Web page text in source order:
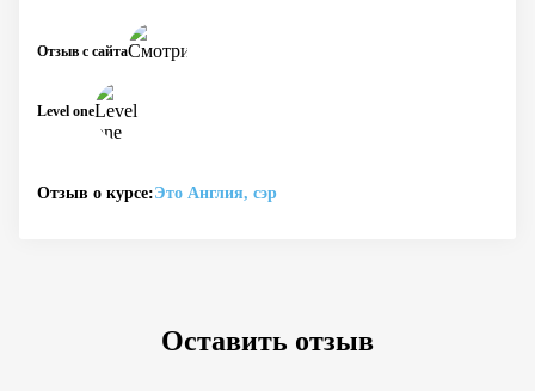
Level one
Отзыв с сайта
Отзыв о курсе:Это Англия, сэр
Оставить отзыв